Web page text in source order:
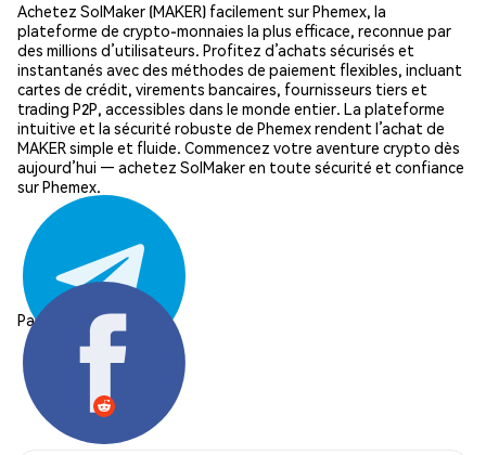
Achetez SolMaker (MAKER) facilement sur Phemex, la
plateforme de crypto-monnaies la plus efficace, reconnue par
des millions d’utilisateurs. Profitez d’achats sécurisés et
instantanés avec des méthodes de paiement flexibles, incluant
cartes de crédit, virements bancaires, fournisseurs tiers et
trading P2P, accessibles dans le monde entier. La plateforme
intuitive et la sécurité robuste de Phemex rendent l’achat de
MAKER simple et fluide. Commencez votre aventure crypto dès
aujourd’hui — achetez SolMaker en toute sécurité et confiance
sur Phemex.
Partager: